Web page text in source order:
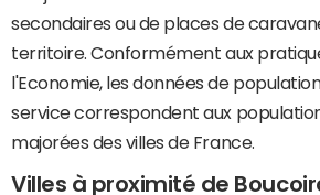
secondaires ou de places de
territoire. Conformément aux
l'Economie, les données de
service correspondent aux
majorées des villes de France.
Villes à proximité de